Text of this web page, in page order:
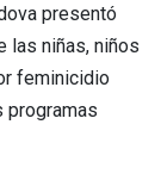
presentó
las niñas, niños
feminicidio
programas